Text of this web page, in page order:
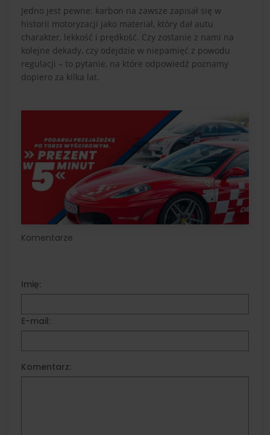
Jedno jest pewne: karbon na zawsze zapisał się w
historii motoryzacji jako materiał, który dał autu
charakter, lekkość i prędkość. Czy zostanie z nami na
kolejne dekady, czy odejdzie w niepamięć z powodu
regulacji – to pytanie, na które odpowiedź poznamy
dopiero za kilka lat.
Komentarze
Imię:
E-mail:
Komentarz: